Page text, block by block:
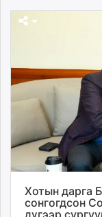
Хотын дарга
сонгогдсон
дүгээр